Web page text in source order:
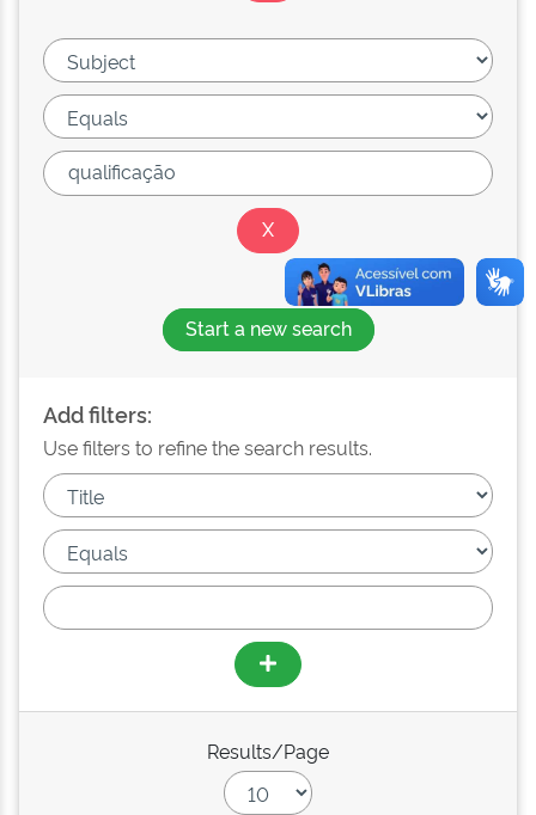
Start a new search
Add filters:
Use filters to refine the search results.
Results/Page